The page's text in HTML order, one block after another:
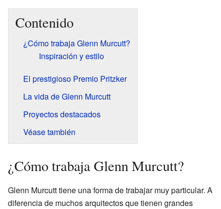
Contenido
¿Cómo trabaja Glenn Murcutt?
Inspiración y estilo
El prestigioso Premio Pritzker
La vida de Glenn Murcutt
Proyectos destacados
Véase también
¿Cómo trabaja Glenn Murcutt?
Glenn Murcutt tiene una forma de trabajar muy particular. A
diferencia de muchos arquitectos que tienen grandes